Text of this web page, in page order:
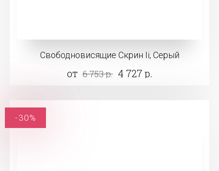
Свободновисящие Скрин Ii, Серый
от 6 753 р. 4 727 р.
-30%